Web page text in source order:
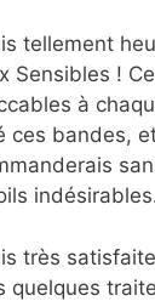
tellement
Sensibles !
à
ces bandes,
très
quelques